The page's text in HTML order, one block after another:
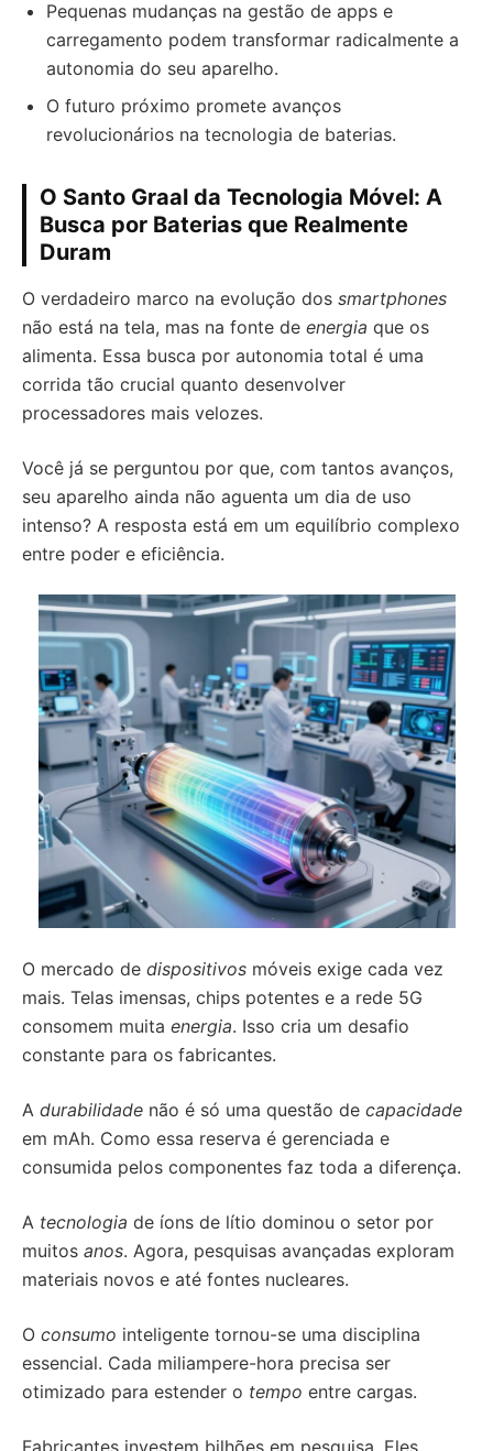
Pequenas mudanças na gestão de apps e
carregamento podem transformar radicalmente a
autonomia do seu aparelho.
O futuro próximo promete avanços
revolucionários na tecnologia de baterias.
O Santo Graal da Tecnologia Móvel: A
Busca por Baterias que Realmente
Duram
O verdadeiro marco na evolução dos smartphones
não está na tela, mas na fonte de energia que os
alimenta. Essa busca por autonomia total é uma
corrida tão crucial quanto desenvolver
processadores mais velozes.
Você já se perguntou por que, com tantos avanços,
seu aparelho ainda não aguenta um dia de uso
intenso? A resposta está em um equilíbrio complexo
entre poder e eficiência.
O mercado de dispositivos móveis exige cada vez
mais. Telas imensas, chips potentes e a rede 5G
consomem muita energia. Isso cria um desafio
constante para os fabricantes.
A durabilidade não é só uma questão de capacidade
em mAh. Como essa reserva é gerenciada e
consumida pelos componentes faz toda a diferença.
A tecnologia de íons de lítio dominou o setor por
muitos anos. Agora, pesquisas avançadas exploram
materiais novos e até fontes nucleares.
O consumo inteligente tornou-se uma disciplina
essencial. Cada miliampere-hora precisa ser
otimizado para estender o tempo entre cargas.
Fabricantes investem bilhões em pesquisa. Eles